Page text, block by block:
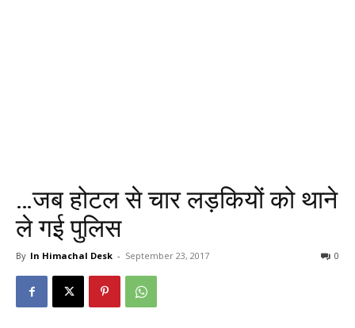
…जब होटल से चार लड़कियों को थाने
ले गई पुलिस
By In Himachal Desk - September 23, 2017 0